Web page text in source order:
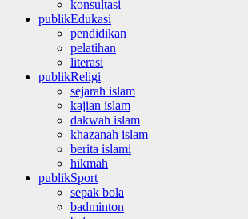
konsultasi
publikEdukasi
pendidikan
pelatihan
literasi
publikReligi
sejarah islam
kajian islam
dakwah islam
khazanah islam
berita islami
hikmah
publikSport
sepak bola
badminton